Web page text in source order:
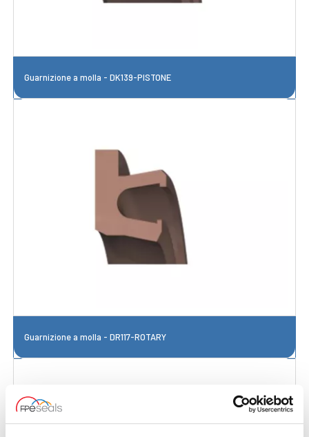
Guarnizione a molla - DK139-PISTONE
Guarnizione a molla - DR117-ROTARY